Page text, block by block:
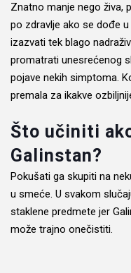
Znatno manje nego živa,
po zdravlje ako se dođe
izazvati tek blago
promatrati unesrećenog
pojave nekih simptoma.
premala za ikakve
Što učiniti
Galinstan?
Pokušati ga skupiti na
u smeće. U svakom
staklene predmete jer
može trajno onečistiti.